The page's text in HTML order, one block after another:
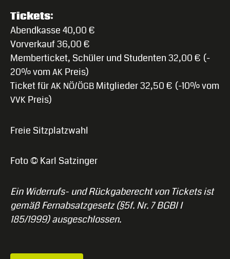
Tickets:
Abendkasse 40,00 €
Vorverkauf 36,00 €
Memberticket, Schüler und Studenten 32,00 € (-
20% vomAK Preis)
Ticket fürAK NÖ/ÖGB Mitglieder 32,50 € (-10% vom
VVK Preis)
Freie Sitzplatzwahl
Foto © Karl Satzinger
Ein Widerrufs- und Rückgaberecht von Tickets ist
gemäß Fernabsatzgesetz (§5f. Nr. 7 BGBl I
185/1999) ausgeschlossen.